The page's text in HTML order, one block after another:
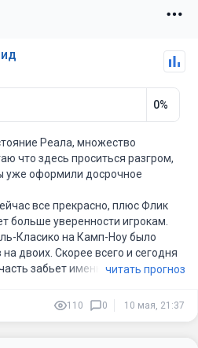
0%
Реала, множество
что здесь проситься разгром,
уже оформили досрочное
все прекрасно, плюс Флик
больше уверенности игрокам.
Класико на Камп-Ноу было
двоих. Скорее всего и сегодня
забьет именно Барселона.
читать прогноз
110 0 10 мая, 21:37